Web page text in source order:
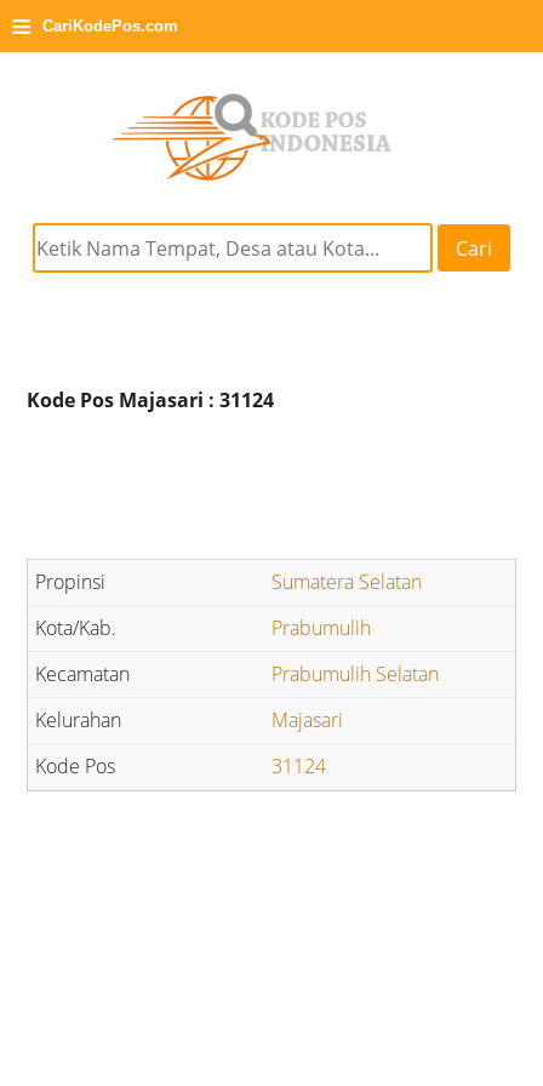
≡ CariKodePos.com
Cari
Kode Pos Majasari : 31124
Sumatera Selatan
Prabumulih
Prabumulih Selatan
Majasari
31124